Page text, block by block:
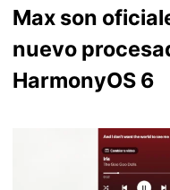
Max son
nuevo
HarmonyOS 6